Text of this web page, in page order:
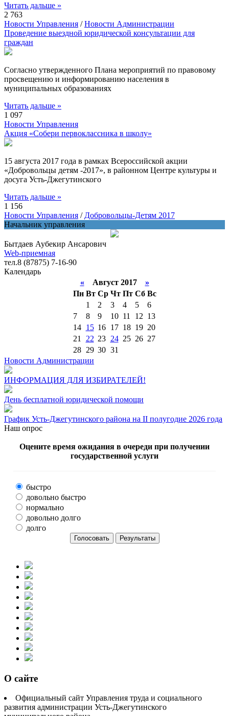
Читать дальше »
2 763
Новости Управления /Новости Администрации
Проведение выездной юридической консультации для
граждан
Согласно утвержденного Плана мероприятий по правовому
просвещению и информированию населения в
муниципальных образованиях
Читать дальше »
1 097
Новости Управления
Акция «Собери первоклассника в школу»
15 августа 2017 года в рамках Всероссийской акции
«Добровольцы детям -2017», в районном Центре культуры и
досуга Усть-Джегутинского
Читать дальше »
1 156
Новости Управления / Добровольцы-Детям 2017
Начальник управления
Бытдаев Аубекир Ансарович
Web-приемная
тел.8 (87875) 7-16-90
Календарь
«Август 2017 »
Пн Вт Ср Чт Пт Сб Вс
1
2 3 4 5
6
7
8 9 10 11 12 13
14
15 16 17 18 19 20
21
22 23 24 25 26 27
28
29 30 31
Новости Администрации
ИНФОРМАЦИЯ ДЛЯ ИЗБИРАТЕЛЕЙ!
День бесплатной юридической помощи
График Усть-Джегутинского района на II полугодие 2026 года
Наш опрос
Оцените время ожидания в очереди при получении
государственной услуги
быстро
довольно быстро
нормально
довольно долго
долго
О сайте
Официальный сайт Управления труда и социального
развития администрации Усть-Джегутинского